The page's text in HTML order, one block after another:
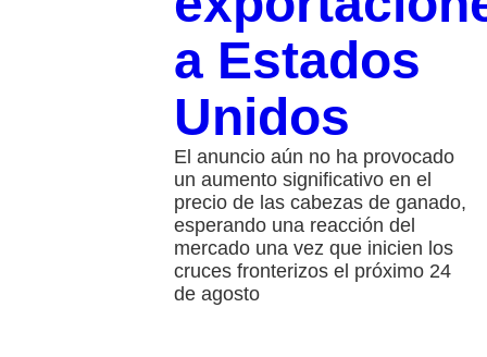
a Estados
Unidos
El anuncio aún no ha provocado
un aumento significativo en el
precio de las cabezas de ganado,
esperando una reacción del
mercado una vez que inicien los
cruces fronterizos el próximo 24
de agosto